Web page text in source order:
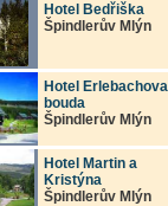
Hotel Bedřiška
Špindlerův Mlýn
Hotel Erlebachova
bouda
Špindlerův Mlýn
Hotel Martin a
Kristýna
Špindlerův Mlýn